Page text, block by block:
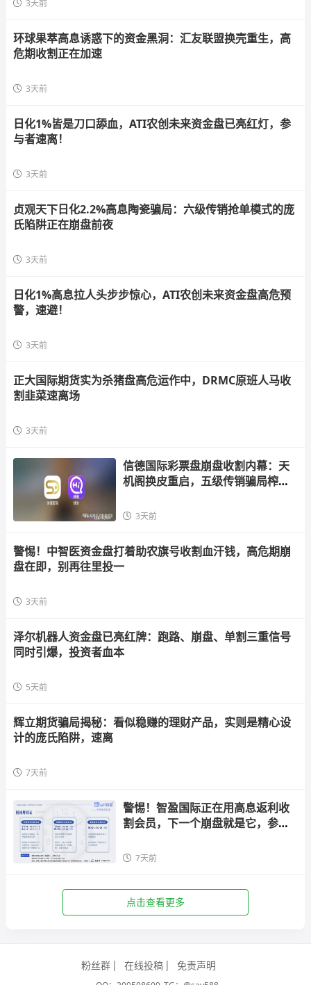
3天前
环球果萃高息诱惑下的资金黑洞：汇友联盟换壳重生，高
危期收割正在加速
3天前
日化1%皆是刀口舔血，ATI农创未来资金盘已亮红灯，参
与者速离！
3天前
贞观天下日化2.2%高息陶瓷骗局：六级传销抢单模式的庞
氏陷阱正在崩盘前夜
3天前
日化1%高息拉人头步步惊心，ATI农创未来资金盘高危预
警，速避！
3天前
正大国际期货实为杀猪盘高危运作中，DRMC原班人马收
割韭菜速离场
3天前
信德国际彩票盘崩盘收割内幕：天
机阁换皮重启，五级传销骗局榨干
3天前
警惕！中智医资金盘打着助农旗号收割血汗钱，高危期崩
盘在即，别再往里投一
3天前
泽尔机器人资金盘已亮红牌：跑路、崩盘、单割三重信号
同时引爆，投资者血本
5天前
辉立期货骗局揭秘：看似稳赚的理财产品，实则是精心设
计的庞氏陷阱，速离
7天前
警惕！智盈国际正在用高息返利收
割会员，下一个崩盘就是它，参与
7天前
点击查看更多
粉丝群 在线投稿 免责声明